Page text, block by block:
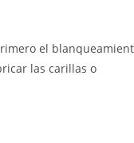
el
las carillas o